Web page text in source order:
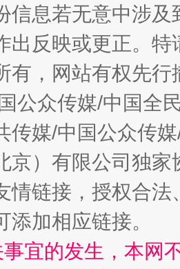
一次搞定
信息若无意中涉
出反映或更正。
有，网站有权先
公众传媒/中国全
传媒/中国公众传
京）有限公司独
情链接，授权合
添加相应链接。
宜的发生，本网